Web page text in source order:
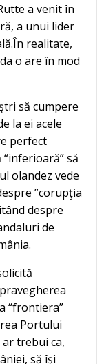
a venit în
a unui lider
realitate,
o are în mod
să cumpere
la ei acele
perfect
să
olandez vede
”corupţia
despre
de
“frontiera”
Portului
trebui ca,
să îşi